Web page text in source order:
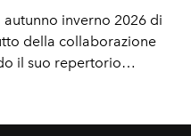
inverno 2026 di
della collaborazione
il suo repertorio